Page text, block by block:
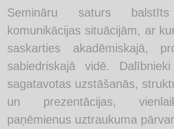
Semināru saturs
komunikācijas situācijām, ar
saskarties akadēmiskajā,
sabiedriskajā vidē.
sagatavotas uzstāšanās,
un prezentācijas,
paņēmienus uztraukuma